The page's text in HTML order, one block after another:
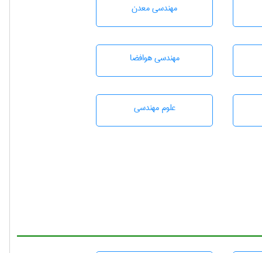
مهندسی معدن
مهندسی هوافضا
علوم مهندسی